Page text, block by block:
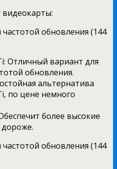
обновления (144
Отличный вариант для
обновления.
альтернатива
по цене немного
более высокие
дороже.
обновления (144